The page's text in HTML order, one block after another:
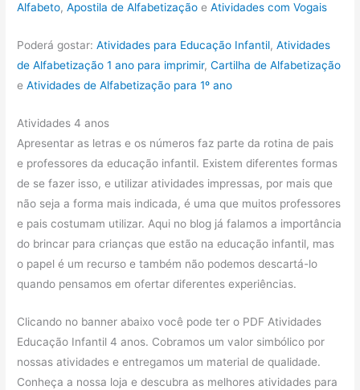
Alfabeto,Apostila de Alfabetização eAtividades com Vogais
Poderá gostar:Atividades para Educação Infantil,Atividades
de Alfabetização 1 ano para imprimir,Cartilha de Alfabetização
eAtividades de Alfabetização para 1º ano
Atividades 4 anos
Apresentar as letras e os números faz parte da rotina de pais
e professores da educação infantil. Existem diferentes formas
de se fazer isso, e utilizar atividades impressas, por mais que
não seja a forma mais indicada, é uma que muitos professores
e pais costumam utilizar. Aqui no blog já falamos a importância
do brincar para crianças que estão na educação infantil, mas
o papel é um recurso e também não podemos descartá-lo
quando pensamos em ofertar diferentes experiências.
Clicando no banner abaixo você pode ter o PDF Atividades
Educação Infantil 4 anos. Cobramos um valor simbólico por
nossas atividades e entregamos um material de qualidade.
Conheça a nossa loja e descubra as melhores atividades para